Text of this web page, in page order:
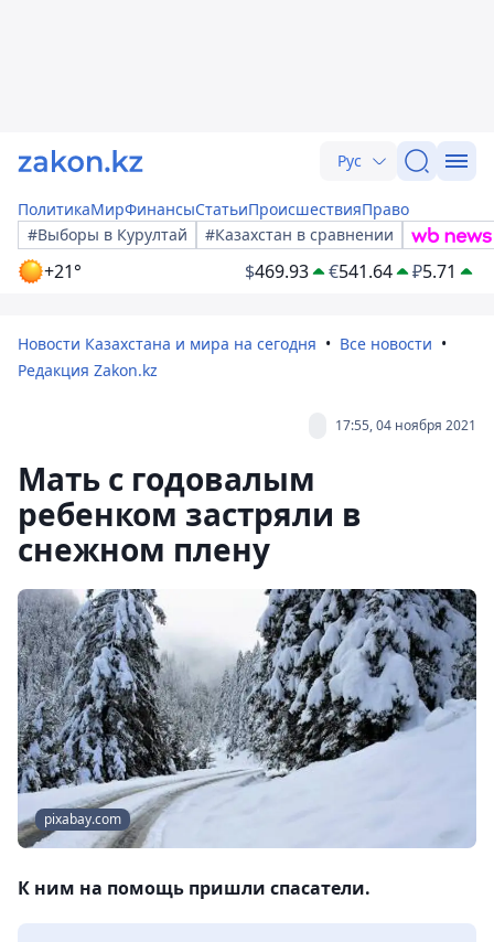
Рус
ПолитикаМирФинансыСтатьиПроисшествияПраво
#Выборы в Курултай
#Казахстан в сравнении
+21° $469.93 €541.64 ₽5.71
Новости Казахстана и мира на сегодня
Все новости
Редакция Zakon.kz
17:55, 04 ноября 2021
Мать с годовалым
ребенком застряли в
снежном плену
pixabay.com
К ним на помощь пришли спасатели.